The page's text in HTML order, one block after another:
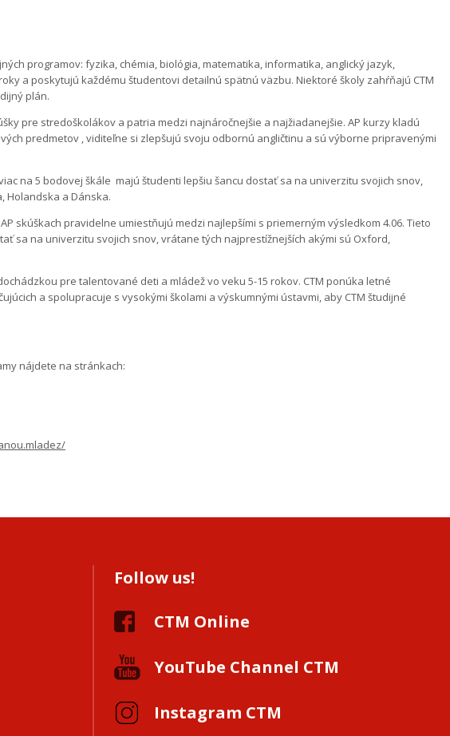
programov: fyzika, chémia, biológia, matematika, informatika, anglický jazyk,
a poskytujú každému študentovi detailnú spätnú väzbu. Niektoré školy zahŕňajú CTM
plán.
pre stredoškolákov a patria medzi najnáročnejšie a najžiadanejšie. AP kurzy kladú
predmetov , viditeľne si zlepšujú svoju odbornú angličtinu a sú výborne pripravenými
na 5 bodovej škále majú študenti lepšiu šancu dostať sa na univerzitu svojich snov,
Holandska a Dánska.
skúškach pravidelne umiestňujú medzi najlepšími s priemerným výsledkom 4.06. Tieto
sa na univerzitu svojich snov, vrátane tých najprestížnejších akými sú Oxford,
pre talentované deti a mládež vo veku 5-15 rokov. CTM ponúka letné
a spolupracuje s vysokými školami a výskumnými ústavmi, aby CTM študijné
nájdete na stránkach:
Follow us!
CTM Online
YouTube Channel CTM
Instagram CTM